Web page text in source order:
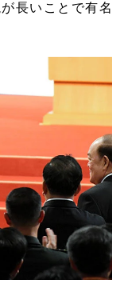
長いことで有名